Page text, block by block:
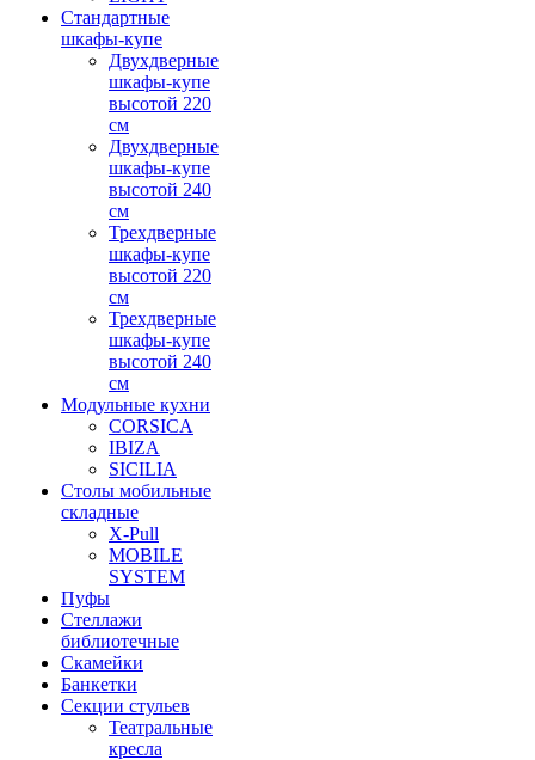
Стандартные
шкафы-купе
Двухдверные
шкафы-купе
высотой 220
см
Двухдверные
шкафы-купе
высотой 240
см
Трехдверные
шкафы-купе
высотой 220
см
Трехдверные
шкафы-купе
высотой 240
см
Модульные кухни
CORSICA
IBIZA
SICILIA
Столы мобильные
складные
X-Pull
MOBILE
SYSTEM
Пуфы
Стеллажи
библиотечные
Скамейки
Банкетки
Секции стульев
Театральные
кресла